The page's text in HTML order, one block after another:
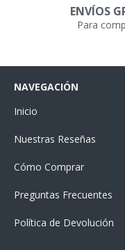
ENVÍOS
Para
NAVEGACIÓN
Inicio
Nuestras Reseñas
Cómo Comprar
Preguntas Frecuentes
Política de Devolución